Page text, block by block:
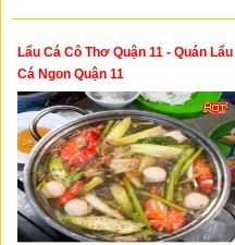
Lẩu Cá Cô Thơ Quận 11 - Quán Lẩu
Cá Ngon Quận 11